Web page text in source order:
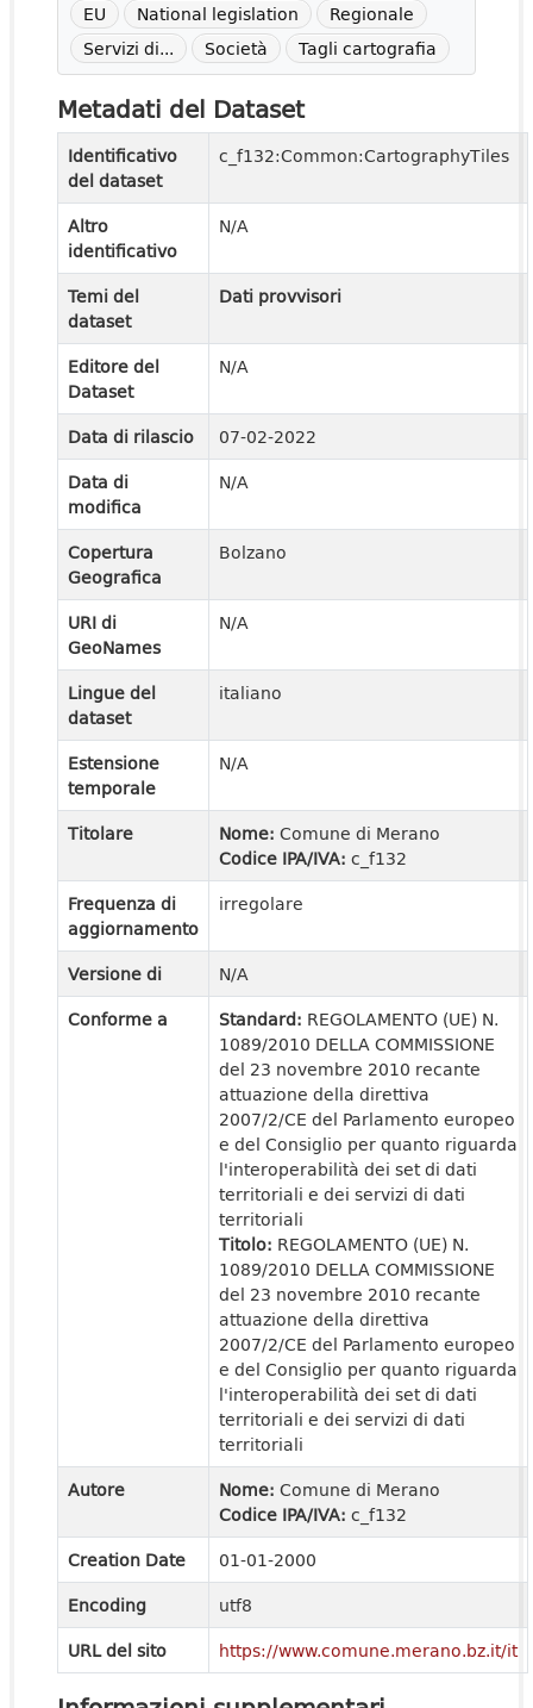
EU National legislation
Regionale
Servizi di...
Società Tagli cartografia
Metadati del Dataset
Identificativo
del dataset
c_f132:Common:CartographyTiles
Altro
identificativo
N/A
Temi del
dataset
Dati provvisori
Editore del
Dataset
N/A
Data di rilascio
07-02-2022
Data di
modifica
N/A
Copertura
Geografica
Bolzano
URI di
GeoNames
N/A
Lingue del
dataset
italiano
Estensione
temporale
N/A
Titolare Nome: Comune di Merano
Codice IPA/IVA: c_f132
Frequenza di
aggiornamento
irregolare
Versione di
N/A
Conforme a
Standard: REGOLAMENTO (UE) N.
1089/2010 DELLA COMMISSIONE
del 23 novembre 2010 recante
attuazione della direttiva
2007/2/CE del Parlamento europeo
e del Consiglio per quanto riguarda
l'interoperabilità dei set di dati
territoriali e dei servizi di dati
territoriali
Titolo: REGOLAMENTO (UE) N.
1089/2010 DELLA COMMISSIONE
del 23 novembre 2010 recante
attuazione della direttiva
2007/2/CE del Parlamento europeo
e del Consiglio per quanto riguarda
l'interoperabilità dei set di dati
territoriali e dei servizi di dati
territoriali
Autore
Nome: Comune di Merano
Codice IPA/IVA: c_f132
Creation Date
01-01-2000
Encoding
utf8
URL del sito
https://www.comune.merano.bz.it/it